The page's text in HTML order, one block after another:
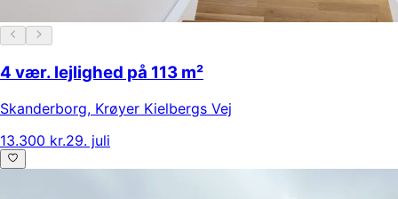
4 vær. lejlighed på 113 m²
Skanderborg, Krøyer Kielbergs Vej
13.300 kr.29. juli